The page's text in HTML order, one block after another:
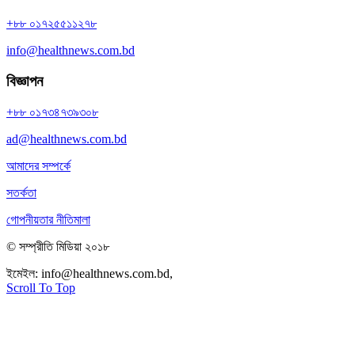
+৮৮ ০১৭২৫৫১১২৭৮
info@healthnews.com.bd
বিজ্ঞাপন
+৮৮ ০১৭৩৪৭৩৯৩০৮
ad@healthnews.com.bd
আমাদের সম্পর্কে
সতর্কতা
গোপনীয়তার নীতিমালা
© সম্প্রীতি মিডিয়া ২০১৮
ইমেইল: info@healthnews.com.bd,
Scroll To Top